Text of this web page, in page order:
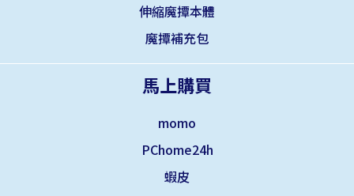
伸縮魔撢本體
魔撢補充包
馬上購買
momo
PChome24h
蝦皮